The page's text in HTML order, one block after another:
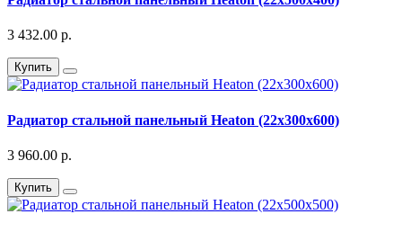
3 432.00 р.
Купить
Радиатор стальной панельный Heaton (22х300х600)
3 960.00 р.
Купить